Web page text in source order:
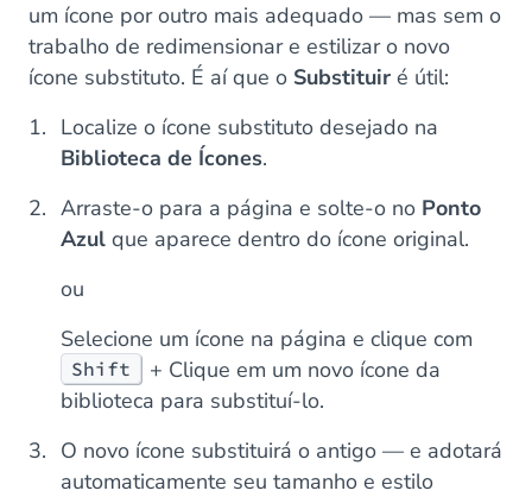
um ícone por outro mais adequado — mas sem o
trabalho de redimensionar e estilizar o novo
ícone substituto. É aí que o Substituir é útil:
Localize o ícone substituto desejado na
Biblioteca de Ícones.
Arraste-o para a página e solte-o no Ponto
Azul que aparece dentro do ícone original.
ou
Selecione um ícone na página e clique com
Shift
+ Clique em um novo ícone da
biblioteca para substituí-lo.
O novo ícone substituirá o antigo — e adotará
automaticamente seu tamanho e estilo